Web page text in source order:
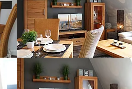
Show larger version for: